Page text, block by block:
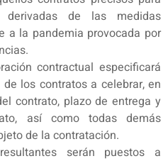
derivadas de las medidas
a la pandemia provocada por
contractual especificará
los contratos a celebrar, en
contrato, plazo de entrega y
así como todas demás
de la contratación.
serán puestos a